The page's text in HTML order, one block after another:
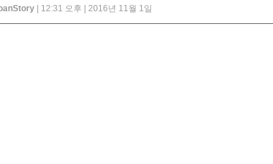
| 12:31 오후 | 2016년 11월 1일